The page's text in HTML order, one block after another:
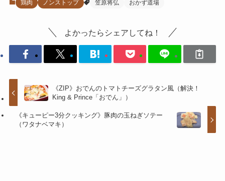
鶏肉 ノンストップ 笠原将弘 おかず道場
よかったらシェアしてね！
《ZIP》おでんのトマトチーズグラタン風（解決！
King & Prince「おでん」）
《キューピー3分クッキング》豚肉の玉ねぎソテー
（ワタナベマキ）